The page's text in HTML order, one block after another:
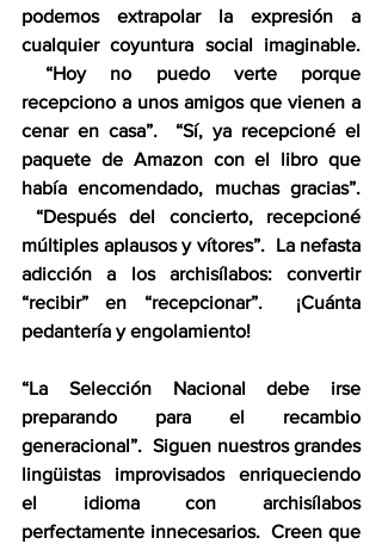
podemos extrapolar la expresión a
cualquier coyuntura social imaginable.
“Hoy no puedo verte porque
recepciono a unos amigos que vienen a
cenar en casa”.  “Sí, ya recepcioné el
paquete de Amazon con el libro que
había encomendado, muchas gracias”.
“Después del concierto, recepcioné
múltiples aplausos y vítores”.  La nefasta
adicción a los archisílabos: convertir
“recibir” en “recepcionar”.  ¡Cuánta
pedantería y engolamiento!
“La Selección Nacional debe irse
preparando para el recambio
generacional”.  Siguen nuestros grandes
lingüistas improvisados enriqueciendo
el idioma con archisílabos
perfectamente innecesarios.  Creen que